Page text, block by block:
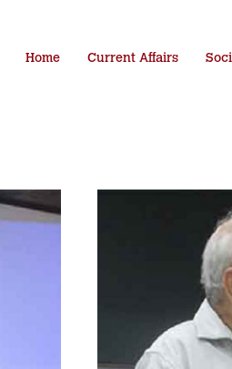
Home Current Affairs